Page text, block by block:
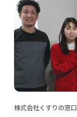
株式会社くすりの窓口